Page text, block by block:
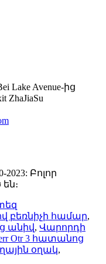
Lake Avenue-ից
ZhaJiaSu
Բոլոր
բեռնիչի համար,
անիվ, Վարորդի
Otr 3 հատանոց
օղակ,